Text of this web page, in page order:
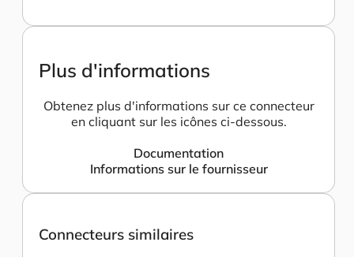
Plus d'informations
Obtenez plus d'informations sur ce connecteur
en cliquant sur les icônes ci-dessous.
Documentation
Informations sur le fournisseur
Connecteurs similaires